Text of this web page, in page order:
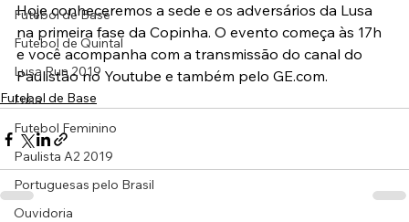
Futebol de Base
Futebol de Quintal
Lusa Run 2019
Lusa
Futebol Feminino
Paulista A2 2019
Portuguesas pelo Brasil
Ouvidoria
Hoje conheceremos a sede e os adversários da Lusa
na primeira fase da Copinha. O evento começa às 17h
e você acompanha com a transmissão do canal do
Paulistão no Youtube e também pelo GE.com.
Futebol de Base